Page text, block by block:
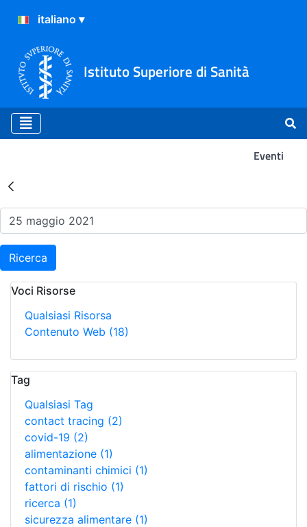
Istituto Superiore di Sanità
Eventi
Risultati della Ricerca -
Ricerca
Voci Risorse
Qualsiasi Risorsa
Contenuto Web (18)
Tag
Qualsiasi Tag
contact tracing (2)
covid-19 (2)
alimentazione (1)
contaminanti chimici (1)
fattori di rischio (1)
ricerca (1)
sicurezza alimentare (1)